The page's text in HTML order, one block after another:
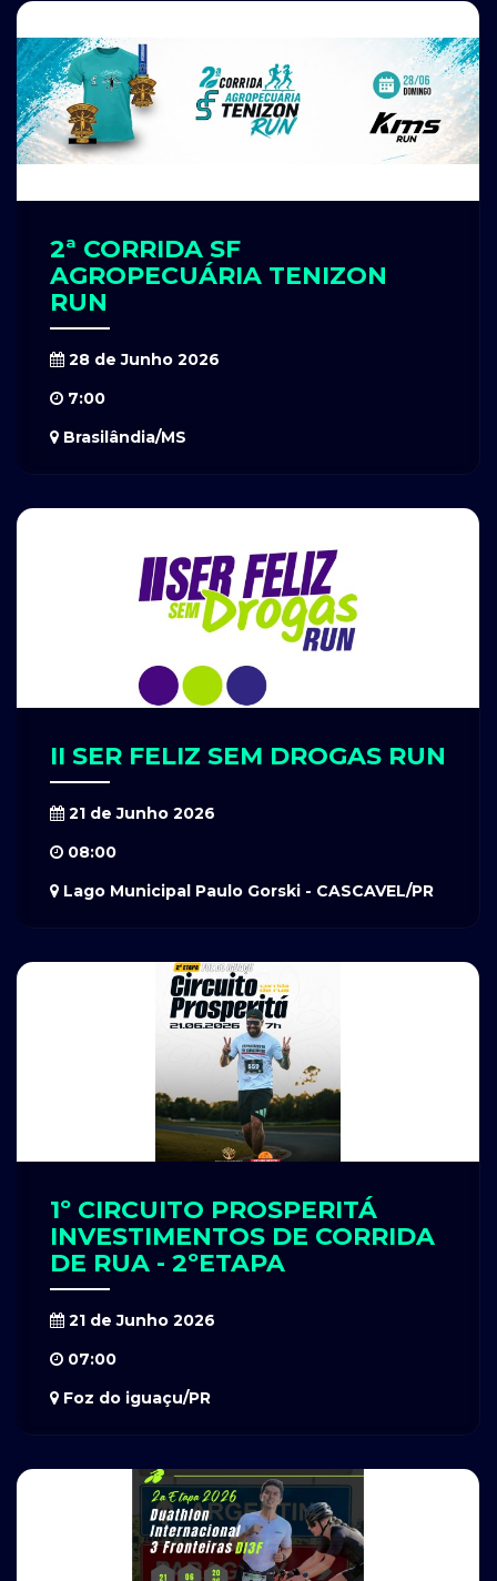
2ª CORRIDA SF
AGROPECUÁRIA TENIZON
RUN
28 de Junho 2026
7:00
Brasilândia/MS
II SER FELIZ SEM DROGAS RUN
21 de Junho 2026
08:00
Lago Municipal Paulo Gorski - CASCAVEL/PR
1º CIRCUITO PROSPERITÁ
INVESTIMENTOS DE CORRIDA
DE RUA - 2ºETAPA
21 de Junho 2026
07:00
Foz do iguaçu/PR